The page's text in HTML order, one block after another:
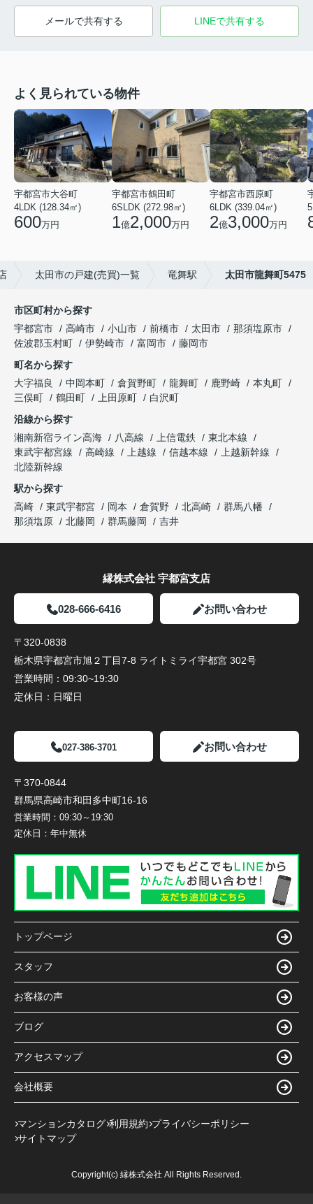
メールで共有する LINEで共有する
よく見られている物件
宇都宮市大谷町
4LDK (128.34㎡)
600万円
宇都宮市鶴田町
6SLDK (272.98㎡)
1億2,000万円
宇都宮市西原町
6LDK (339.04㎡)
2億3,000万円
太田市の戸建(売買)一覧 竜舞駅 太田市龍舞町5475
市区町村から探す
宇都宮市
高崎市 小山市 前橋市 太田市
那須塩原市
佐波郡玉村町
伊勢崎市 富岡市
藤岡市
町名から探す
大字福良
中岡本町 倉賀野町 龍舞町 鹿野崎
本丸町
三俣町
鶴田町 上田原町
白沢町
沿線から探す
湘南新宿ライン高海
八高線 上信電鉄
東北本線
東武宇都宮線
高崎線 上越線 信越本線
上越新幹線
北陸新幹線
駅から探す
高崎
東武宇都宮 岡本 倉賀野 北高崎
群馬八幡
那須塩原
北藤岡 群馬藤岡 吉井
縁株式会社 宇都宮支店
028-666-6416 お問い合わせ
〒320-0838
栃木県宇都宮市旭２丁目7-8 ライトミライ宇都宮 302号
営業時間： 09:30~19:30
定休日： 日曜日
027-386-3701 お問い合わせ
〒370-0844
群馬県高崎市和田多中町16-16
営業時間： 09:30～19:30
定休日： 年中無休
トップページ
スタッフ
お客様の声
ブログ
アクセスマップ
会社概要
マンションカタログ 利用規約 プライバシーポリシー
サイトマップ
Copyright(c) 縁株式会社 All Rights Reserved.